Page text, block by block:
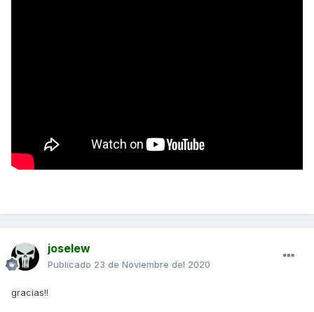
joselew
Publicado 23 de Noviembre del 2020
gracias!!